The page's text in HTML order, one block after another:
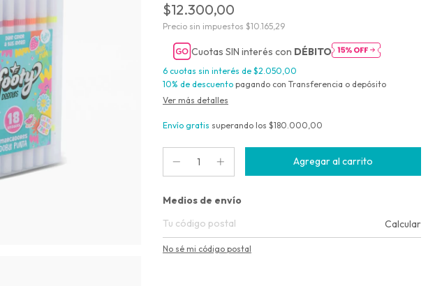
$12.300,00
Precio sin impuestos $10.165,29
Cuotas SIN interés con DÉBITO
6 cuotas sin interés de $2.050,00
10% de descuento pagando con Transferencia o depósito
Ver más detalles
Envío gratis superando los $180.000,00
Entregas para el CP:
Medios de envío
Calcular
No sé mi código postal